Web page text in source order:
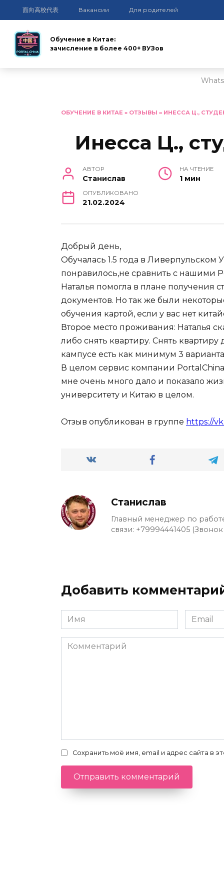
面向高校代表 Вакансии Для родителей
Обучение в Китае:
зачисление в более 400+ ВУЗов
ОБУЧЕНИЕ В КИТАЕ » ОТЗЫВЫ » ИНЕССА Ц.,
Инесса Ц.,
АВТОР
Станислав
НА ЧТЕНИЕ
1 мин
ОПУБЛИКОВАНО
21.02.2024
Добрый день,
Обучалась 1.5 года в Ливерпульском
понравилось,не сравнить с нашими
Наталья помогла в плане получения
документов. Но так же были
обучения картой, если у вас нет
Второе место проживания: Наталья
либо снять квартиру. Снять
кампусе есть как минимум 3
В целом сервис компании
мне очень много дало и показало
университету и Китаю в целом.
Отзыв опубликован в группе https://
Станислав
Главный менеджер по
связи: +79994441405
Добавить
Имя
*
Email
*
Комментарий
Сохранить моё имя, email и адрес сайта в